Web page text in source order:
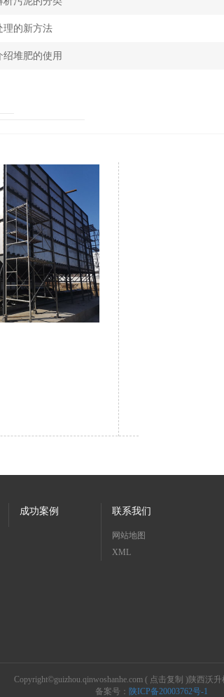
理的新方法
堆肥的使用
成功案例 联系我们
网站地图
XML
Copyright©guizhou.qinwoshanhe.com( 点击复制 )陕西沃升
备案号： 陕ICP备20003762号-1